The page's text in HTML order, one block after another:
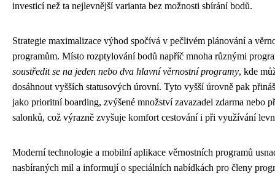
investicí než ta nejlevnější varianta bez možnosti sbírání bodů.
Strategie maximalizace výhod spočívá v pečlivém plánování a
programům. Místo rozptylování bodů napříč mnoha různými
soustředit se na jeden nebo dva hlavní věrnostní programy, kde
dosáhnout vyšších statusových úrovní. Tyto vyšší úrovně pak
jako prioritní boarding, zvýšené množství zavazadel zdarma nebo
salonků, což výrazně zvyšuje komfort cestování i při využívání
Moderní technologie a mobilní aplikace věrnostních programů
nasbíraných mil a informují o speciálních nabídkách pro členy